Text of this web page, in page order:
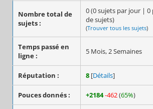
Nombre total de
sujets :
0 (0 sujets par jour |
de sujets)
(Trouver tous les sujets)
Temps passé en
ligne :
5 Mois, 2 Semaines
Réputation : 8 [Détails]
Pouces donnés : +2184-462(65%)